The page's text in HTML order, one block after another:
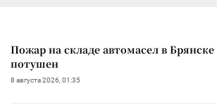
Пожар на складе автомасел в
потушен
8 августа 2026, 01:35